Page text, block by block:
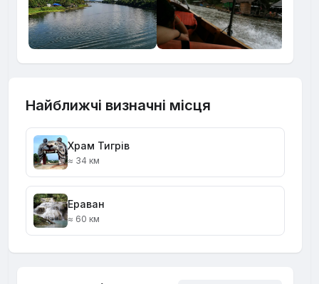
Найближчі визначні місця
Храм Тигрів
≈ 34 км
Ераван
≈ 60 км